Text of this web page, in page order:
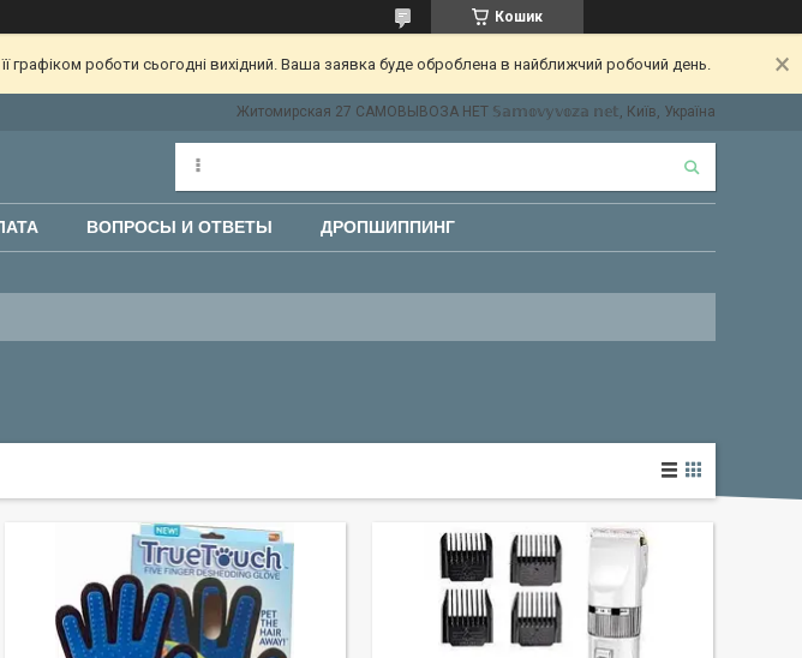
Кошик
роботи сьогодні вихідний. Ваша заявка буде оброблена в найближчий робочий день.
Житомирская 27 САМОВЫВОЗА НЕТ 𝕊𝕒𝕞𝕠𝕧𝕪𝕧𝕠𝕫𝕒 𝕟𝕖𝕥, Київ, Україна
ВОПРОСЫ И ОТВЕТЫ ДРОПШИППИНГ